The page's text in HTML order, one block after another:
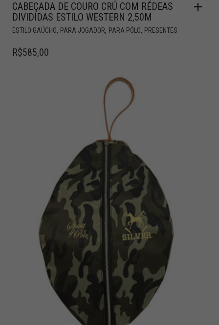
CABEÇADA DE COURO CRÚ COM RÉDEAS
DIVIDIDAS ESTILO WESTERN 2,50M
ESTILO GAÚCHO, PARA JOGADOR, PARA PÓLO, PRESENTES
R$585,00